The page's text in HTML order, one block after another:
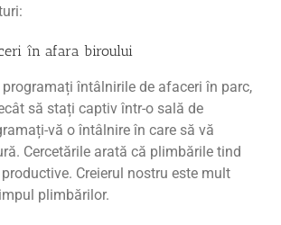
în afara biroului
întâlnirile de afaceri în parc,
să stați captiv într-o sală de
vă o întâlnire în care să vă
Cercetările arată că plimbările tind
Creierul nostru este mult
plimbărilor.